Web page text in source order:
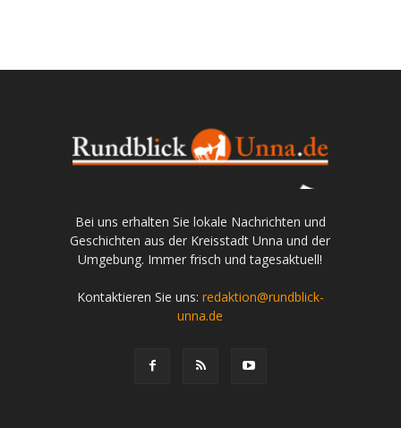
Bei uns erhalten Sie lokale Nachrichten und
Geschichten aus der Kreisstadt Unna und der
Umgebung. Immer frisch und tagesaktuell!
Kontaktieren Sie uns: redaktion@rundblick-
unna.de